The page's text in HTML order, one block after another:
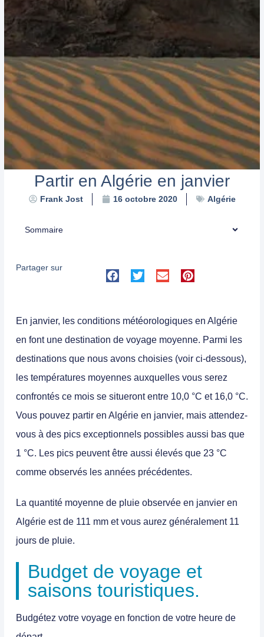
Partir en Algérie en janvier
Frank Jost 16 octobre 2020 Algérie
Sommaire
Partager sur
En janvier, les conditions météorologiques en Algérie
en font une destination de voyage moyenne. Parmi les
destinations que nous avons choisies (voir ci-dessous),
les températures moyennes auxquelles vous serez
confrontés ce mois se situeront entre 10,0 °C et 16,0 °C.
Vous pouvez partir en Algérie en janvier, mais attendez-
vous à des pics exceptionnels possibles aussi bas que
1 °C. Les pics peuvent être aussi élevés que 23 °C
comme observés les années précédentes.
La quantité moyenne de pluie observée en janvier en
Algérie est de 111 mm et vous aurez généralement 11
jours de pluie.
Budget de voyage et
saisons touristiques.
Budgétez votre voyage en fonction de votre heure de